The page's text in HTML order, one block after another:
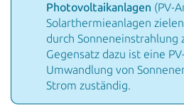
Photovoltaikanlagen (PV-
Solarthermieanlagen
durch Sonneneinstrahlung
Gegensatz dazu ist eine
Umwandlung von
Strom zuständig.